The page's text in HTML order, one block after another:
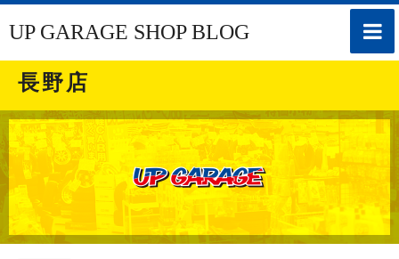
toggle
UP GARAGE SHOP BLOG
長野店